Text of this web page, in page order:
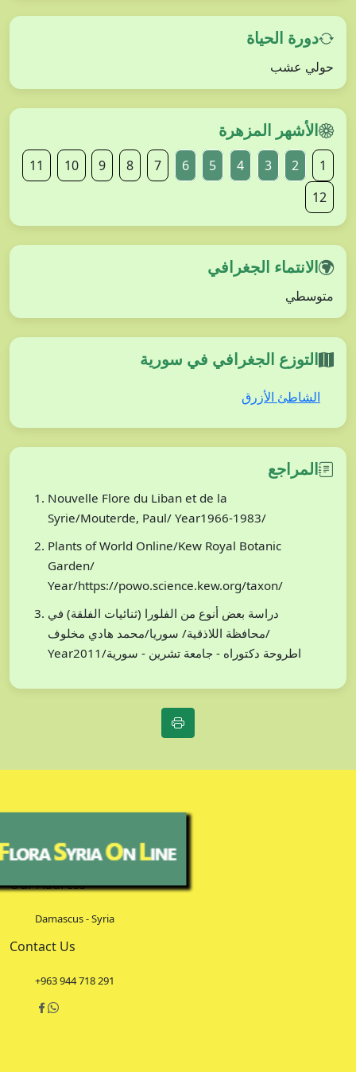
دورة الحياة
حولي عشب
الأشهر المزهرة
1
2
3
4
5
6
7
8
9
10
11
12
الانتماء الجغرافي
متوسطي
التوزع الجغرافي في سورية
الشاطئ الأزرق
المراجع
Nouvelle Flore du Liban et de la
Syrie/Mouterde, Paul/ Year1966-1983/
Plants of World Online/Kew Royal Botanic
Garden/
Year/https://powo.science.kew.org/taxon/
دراسة بعض أنوع من الفلورا (ثنائيات الفلقة) في
محافظة اللاذقية/ سوريا/محمد هادي مخلوف/
Year2011/اطروحة دكتوراه - جامعة تشرين - سورية
Our Address
Damascus - Syria
Contact Us
+963 944 718 291